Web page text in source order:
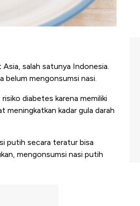
Asia, salah satunya Indonesia.
belum mengonsumsi nasi.
diabetes karena memiliki
meningkatkan kadar gula darah
putih secara teratur bisa
mengonsumsi nasi putih